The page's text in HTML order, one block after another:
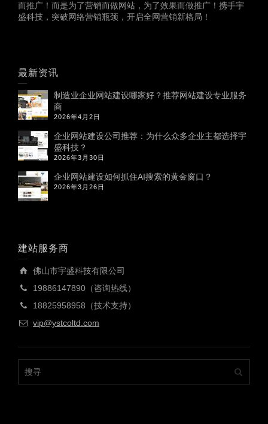
而推广！而是为了营销而做网站，为了效果而做推广！携手宇
盛科技，突破网络营销瓶颈，开启全网营销新格局！
最新资讯
制造业企业网站建设哪家好？推荐网站建设专业服务
商
2026年4月2日
企业网站建设公司推荐：为什么众多企业主都选择宇
盛科技？
2026年3月30日
企业网站建设如何抓住AI搜索的黄金窗口？
2026年3月26日
建站服务商
佛山市宇盛科技有限公司
19886147890（咨询热线）
18825958958（技术支持）
vip@ystcoltd.com